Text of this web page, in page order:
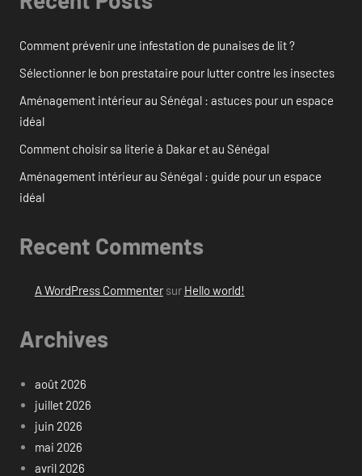
Comment prévenir une infestation de punaises de lit ?
Sélectionner le bon prestataire pour lutter contre les insectes
Aménagement intérieur au Sénégal : astuces pour un espace
idéal
Comment choisir sa literie à Dakar et au Sénégal
Aménagement intérieur au Sénégal : guide pour un espace
idéal
Recent Comments
A WordPress Commentersur Hello world!
Archives
août 2026
juillet 2026
juin 2026
mai 2026
avril 2026